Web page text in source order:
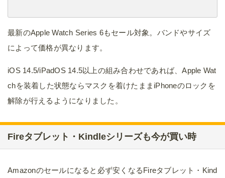
最新のApple Watch Series 6もセール対象。バンドやサイズ
によって価格が異なります。
iOS 14.5/iPadOS 14.5以上の組み合わせであれば、Apple Wat
chを装着した状態ならマスクを着けたままiPhoneのロックを
解除が行えるようになりました。
Fireタブレット・Kindleシリーズも今が買い時
Amazonのセールになると必ず安くなるFireタブレット・Kind